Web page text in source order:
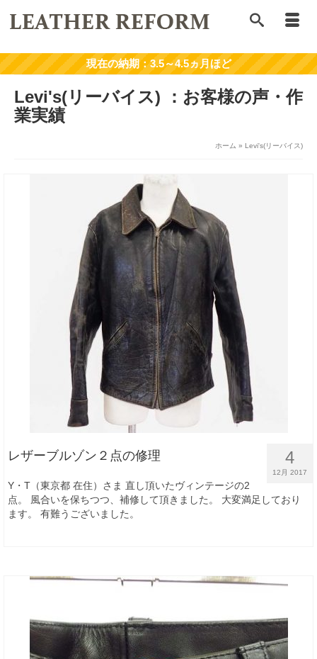
Levi's(リーバイス)
ホーム » Levi's(リーバイス)
4
12月 2017
レザーブルゾン２点の修理
Y・T（東京都 在住）さま 直し頂いたヴィンテージの2
点。 風合いを保ちつつ、補修して頂きました。 大変満足しており
ます。 有難うございました。